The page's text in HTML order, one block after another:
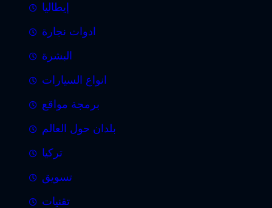
إيطاليا
ادوات نجارة
البشرة
انواع السيارات
برمجة مواقع
بلدان حول العالم
تركيا
تسويق
تقنيات